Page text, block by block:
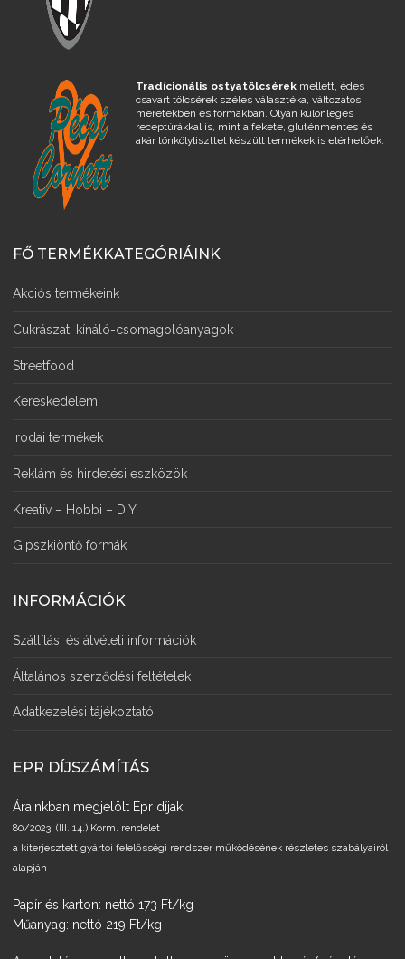
Tradícionális ostyatölcsérekmellett, édes
csavart tölcsérek széles választéka, változatos
méretekben és formákban. Olyan különleges
receptúrákkal is, mint a fekete, gluténmentes és
akár tönkölyliszttel készült termékek is elérhetőek.
FŐ TERMÉKKATEGÓRIÁINK
Akciós termékeink
Cukrászati kínáló-csomagolóanyagok
Streetfood
Kereskedelem
Irodai termékek
Reklám és hirdetési eszközök
Kreatív – Hobbi – DIY
Gipszkiöntő formák
INFORMÁCIÓK
Szállítási és átvételi információk
Általános szerződési feltételek
Adatkezelési tájékoztató
EPR DÍJSZÁMÍTÁS
Árainkban megjelölt Epr díjak:
80/2023. (III. 14.) Korm. rendelet
a kiterjesztett gyártói felelősségi rendszer működésének részletes szabályairól
alapján
Papír és karton: nettó 173 Ft/kg
Műanyag: nettó 219 Ft/kg